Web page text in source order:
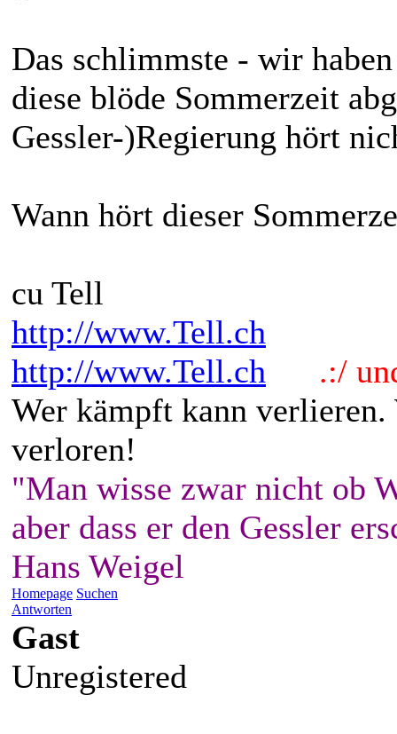
Das schlimmste - wir
diese blöde Sommerzeit
Gessler-)Regierung hört
Wann hört dieser
cu Tell
http://www.Tell.ch
http://www.Tell.ch
.:/
Wer kämpft kann
verloren!
"Man wisse zwar nicht ob
aber dass er den Gessler
Hans Weigel
Homepage Suchen
Antworten
Gast
Unregistered